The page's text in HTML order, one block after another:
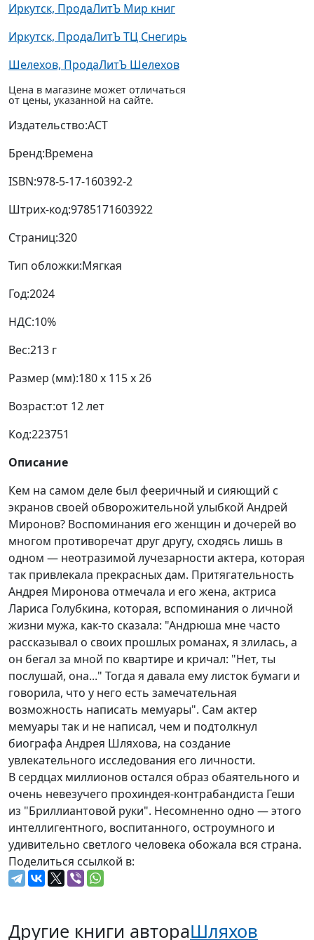
Иркутск, ПродаЛитЪ Мир книг
Иркутск, ПродаЛитЪ ТЦ Снегирь
Шелехов, ПродаЛитЪ Шелехов
Цена в магазине может отличаться
от цены, указанной на сайте.
Издательство:АСТ
Бренд:Времена
ISBN:978-5-17-160392-2
Штрих-код:9785171603922
Страниц:320
Тип обложки:Мягкая
Год:2024
НДС:10%
Вес:213 г
Размер (мм):180 x 115 x 26
Возраст:от 12 лет
Код:223751
Описание
Кем на самом деле был фееричный и сияющий с
экранов своей обворожительной улыбкой Андрей
Миронов? Воспоминания его женщин и дочерей во
многом противоречат друг другу, сходясь лишь в
одном — неотразимой лучезарности актера, которая
так привлекала прекрасных дам. Притягательность
Андрея Миронова отмечала и его жена, актриса
Лариса Голубкина, которая, вспоминания о личной
жизни мужа, как-то сказала: "Андрюша мне часто
рассказывал о своих прошлых романах, я злилась, а
он бегал за мной по квартире и кричал: "Нет, ты
послушай, она..." Тогда я давала ему листок бумаги и
говорила, что у него есть замечательная
возможность написать мемуары". Сам актер
мемуары так и не написал, чем и подтолкнул
биографа Андрея Шляхова, на создание
увлекательного исследования его личности.
В сердцах миллионов остался образ обаятельного и
очень невезучего прохиндея-контрабандиста Геши
из "Бриллиантовой руки". Несомненно одно — этого
интеллигентного, воспитанного, остроумного и
удивительно светлого человека обожала вся страна.
Поделиться ссылкой в:
Другие книги автораШляхов